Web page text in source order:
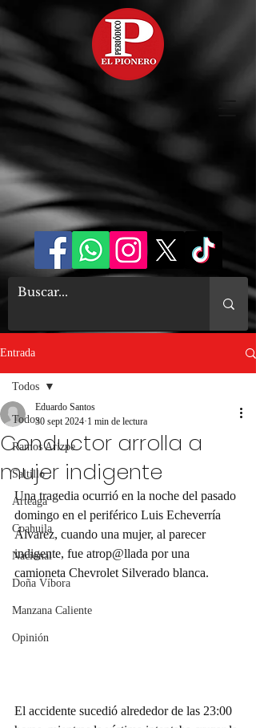
Entrada
Todos
Ramos Arizpe
Saltillo
Arteaga
Coahuila
Nacional
Doña Víbora
Manzana Caliente
Opinión
Todos
Conductor arrolla a
mujer indigente
Eduardo Santos
30 sept 2024 1 min de lectura
Una tragedia ocurrió en la noche del pasado
domingo en el periférico Luis Echeverría
Álvarez, cuando una mujer, al parecer
indigente, fue atrop@llada por una
camioneta Chevrolet Silverado blanca.
El accidente sucedió alrededor de las 23:00